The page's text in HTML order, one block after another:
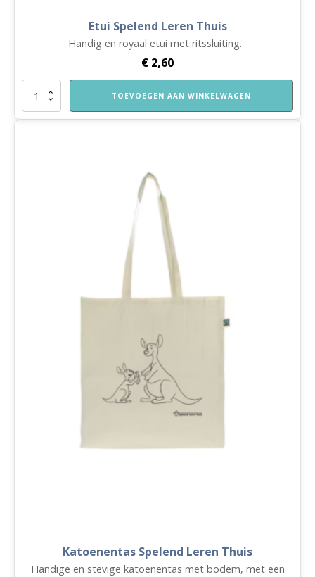
Etui Spelend Leren Thuis
Handig en royaal etui met ritssluiting.
€ 2,60
Etui
Leren
TOEVOEGEN AAN WINKELWAGEN
Katoenentas Spelend Leren Thuis
Handige en stevige katoenentas met bodem, met een